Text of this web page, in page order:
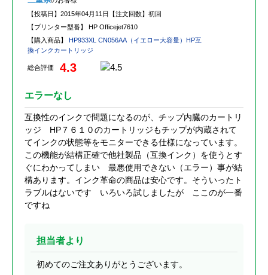
【投稿日】 2015年04月11日 【注文回数】 初回
【プリンター型番】 HP Officejet7610
【購入商品】 HP933XL CN056AA（イエロー大容量）HP互
換インクカートリッジ
総合評価 4.3
エラーなし
互換性のインクで問題になるのが、チップ内臓のカートリ
ッジ HP７６１０のカートリッジもチップが内蔵されて
てインクの状態等をモニターできる仕様になっています。
この機能が結構正確で他社製品（互換インク）を使うとす
ぐにわかってしまい 最悪使用できない（エラー）事が結
構あります。インク革命の商品は安心です。そういったト
ラブルはないです いろいろ試しましたが ここのが一番
ですね
担当者より
初めてのご注文ありがとうございます。